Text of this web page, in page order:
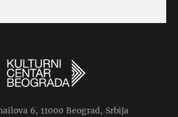
6, 11000 Beograd, Srbija